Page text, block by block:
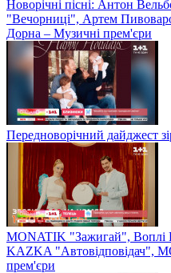
Новорічні пісні: Антон
"Вечорниці", Артем
Дорна – Музичні прем'єри
Передноворічний дайджест
MONATIK "Зажигай", Воплі
KAZKA "Автовідповідач",
прем'єри